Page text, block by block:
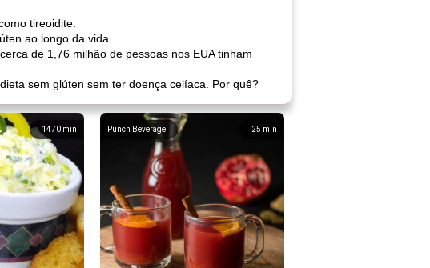
tireoidite.
ao longo da vida.
de 1,76 milhão de pessoas nos EUA tinham
sem glúten sem ter doença celíaca. Por quê?
1470 min 25 min
Punch Beverage